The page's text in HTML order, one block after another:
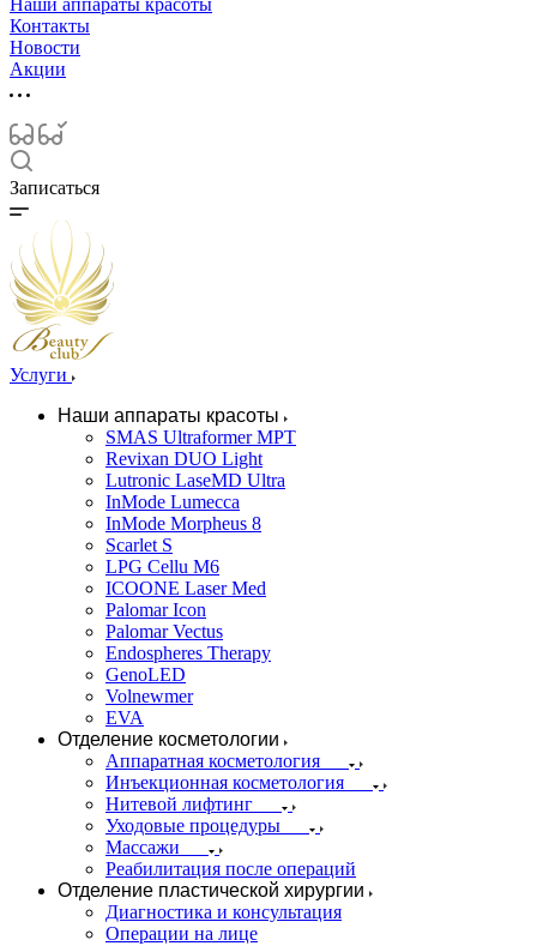
Наши аппараты красоты
Контакты
Новости
Акции
Записаться
Услуги
Наши аппараты красоты
SMAS Ultraformer MPT
Revixan DUO Light
Lutronic LaseMD Ultra
InMode Lumecca
InMode Morpheus 8
Scarlet S
LPG Cellu M6
ICOONE Laser Med
Palomar Icon
Palomar Vectus
Endospheres Therapy
GenoLED
Volnewmer
EVA
Отделение косметологии
Аппаратная косметология
Инъекционная косметология
Нитевой лифтинг
Уходовые процедуры
Массажи
Реабилитация после операций
Отделение пластической хирургии
Диагностика и консультация
Операции на лице